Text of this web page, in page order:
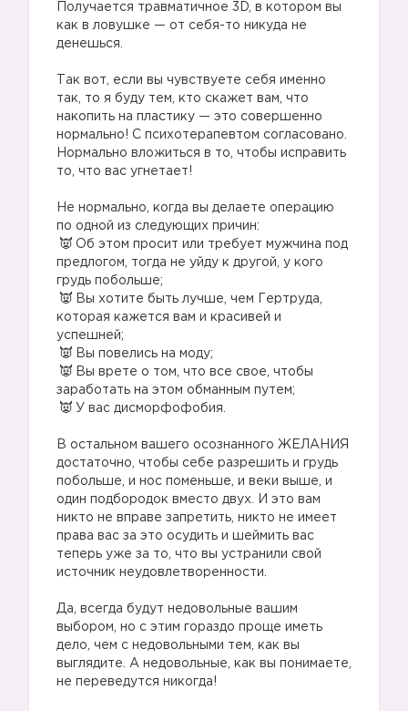
Получается травматичное 3D, в котором вы
как в ловушке — от себя-то никуда не
денешься.
Так вот, если вы чувствуете себя именно
так, то я буду тем, кто скажет вам, что
накопить на пластику — это совершенно
нормально! С психотерапевтом согласовано.
Нормально вложиться в то, чтобы исправить
то, что вас угнетает!
Не нормально, когда вы делаете операцию
по одной из следующих причин:
Об этом просит или требует мужчина под
предлогом, тогда не уйду к другой, у кого
грудь побольше;
Вы хотите быть лучше, чем Гертруда,
которая кажется вам и красивей и
успешней;
Вы повелись на моду;
Вы врете о том, что все свое, чтобы
заработать на этом обманным путем;
У вас дисморфофобия.
В остальном вашего осознанного ЖЕЛАНИЯ
достаточно, чтобы себе разрешить и грудь
побольше, и нос поменьше, и веки выше, и
один подбородок вместо двух. И это вам
никто не вправе запретить, никто не имеет
права вас за это осудить и шеймить вас
теперь уже за то, что вы устранили свой
источник неудовлетворенности.
Да, всегда будут недовольные вашим
выбором, но с этим гораздо проще иметь
дело, чем с недовольными тем, как вы
выглядите. А недовольные, как вы понимаете,
не переведутся никогда!